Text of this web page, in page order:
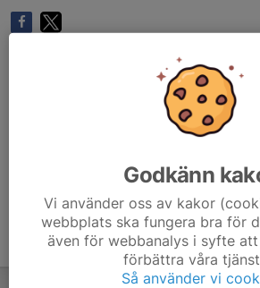
Godkänn
Vi använder oss av kakor
webbplats ska fungera bra för
även för webbanalys i syfte
förbättra våra
Så använder vi